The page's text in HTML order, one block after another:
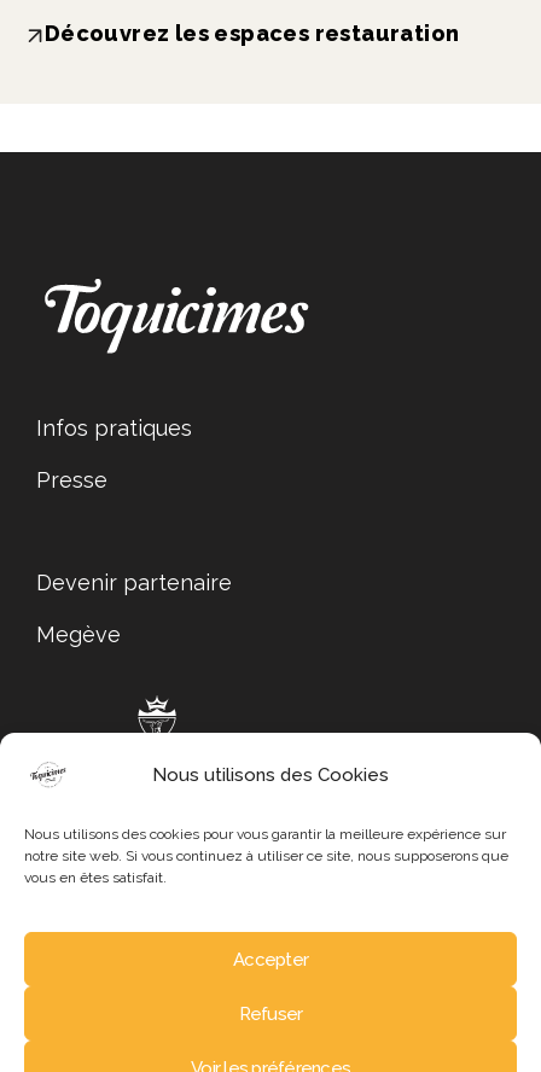
Nous utilisons des Cookies
Nous utilisons des cookies pour vous garantir la meilleure expérience sur
notre site web. Si vous continuez à utiliser ce site, nous supposerons que
vous en êtes satisfait.
Accepter
Refuser
Découvrez les espaces restauration
Infos pratiques
Presse
Devenir partenaire
Megève